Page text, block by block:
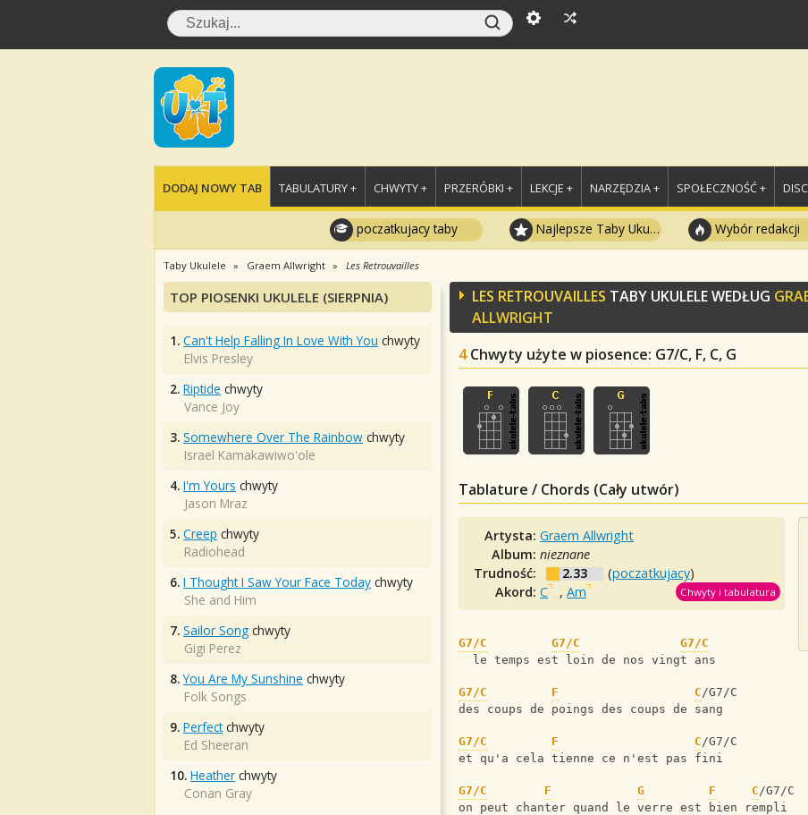
DODAJ NOWY TAB TABULATURY + CHWYTY + PRZERÓBKI + LEKCJE + NARZĘDZIA + SPOŁECZNOŚĆ +
poczatkujacy taby Najlepsze Taby Ukulele Wybór redakcji
Taby Ukulele Graem Allwright Les Retrouvailles
LES RETROUVAILLES TABY UKULELE WEDŁUG
ALLWRIGHT
4 Chwyty użyte w piosence: G7/C, F, C, G
Tablature / Chords (Cały utwór)
Artysta:Graem Allwright
Album:nieznane
Trudność:
2.33 (poczatkujacy)
Akord:C ,Am Chwyty i tabulatura
G7/C G7/C
G7/C
  le temps est loin de nos vingt ans
G7/C F C/G7/C
des coups de poings des coups de sang
G7/C F C/G7/C
et qu'a cela tienne ce n'est pas fini
G7/C F G F C/G7/C
on peut chanter quand le verre est bien rempli
TOP PIOSENKI UKULELE (SIERPNIA)
1. Can't Help Falling In Love With You chwyty
Elvis Presley
2. Riptide chwyty
Vance Joy
3. Somewhere Over The Rainbow chwyty
Israel Kamakawiwo'ole
4. I'm Yours chwyty
Jason Mraz
5. Creep chwyty
Radiohead
6. I Thought I Saw Your Face Today chwyty
She and Him
7. Sailor Song chwyty
Gigi Perez
8. You Are My Sunshine chwyty
Folk Songs
9. Perfectchwyty
Ed Sheeran
10. Heather chwyty
Conan Gray